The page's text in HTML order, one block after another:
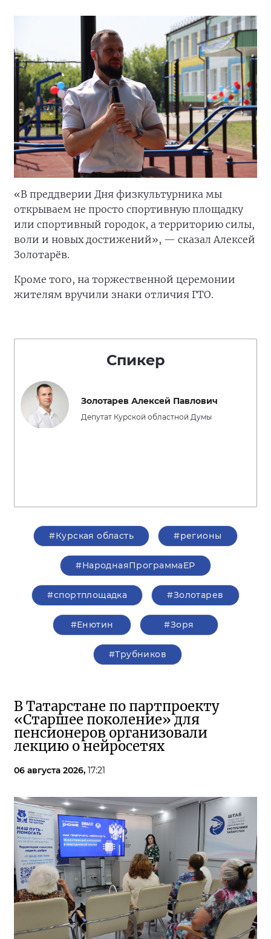
«В преддверии Дня физкультурника мы
открываем не просто спортивную площадку
или спортивный городок, а территорию силы,
воли и новых достижений», — сказал Алексей
Золотарёв.
Кроме того, на торжественной церемонии
жителям вручили знаки отличия ГТО.
Спикер
Золотарев Алексей Павлович
Депутат Курской областной Думы
#Курская область #регионы
#НароднаяПрограммаЕР
#спортплощадка #Золотарев
#Енютин #Зоря
#Трубников
В Татарстане по партпроекту
«Старшее поколение» для
пенсионеров организовали
лекцию о нейросетях
06 августа 2026, 17:21